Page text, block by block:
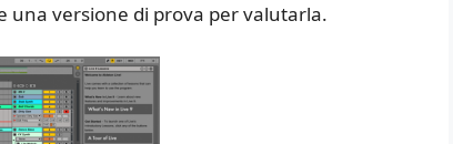
una versione di prova per valutarla.